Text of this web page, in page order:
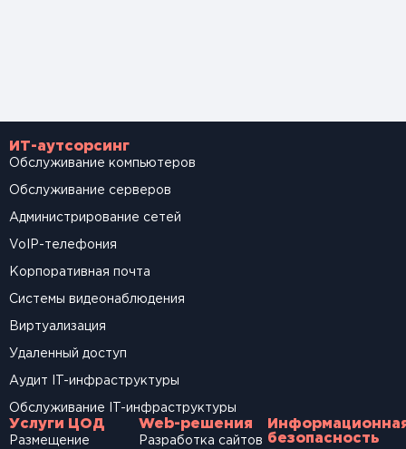
ИТ-аутсорсинг
Обслуживание компьютеров
Обслуживание серверов
Администрирование сетей
VoIP-телефония
Корпоративная почта
Системы видеонаблюдения
Виртуализация
Удаленный доступ
Аудит IT-инфраструктуры
Обслуживание IT-инфраструктуры
Услуги ЦОД
Размещение
Web-решения
Разработка сайтов безопасность